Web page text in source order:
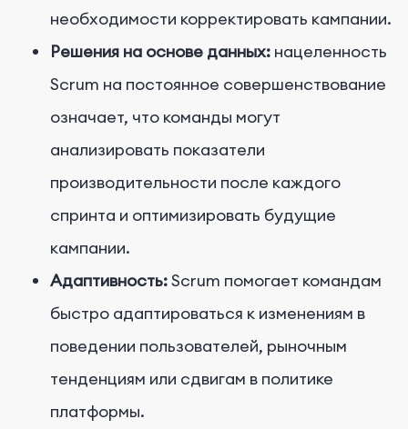
необходимости корректировать кампании.
Решения на основе данных: нацеленность
Scrum на постоянное совершенствование
означает, что команды могут
анализировать показатели
производительности после каждого
спринта и оптимизировать будущие
кампании.
Адаптивность:Scrum помогает командам
быстро адаптироваться к изменениям в
поведении пользователей, рыночным
тенденциям или сдвигам в политике
платформы.